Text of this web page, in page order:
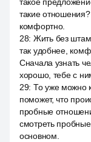
такие
комфортно.
28: Жить без
так удобнее,
Сначала узнать
хорошо, тебе с
29: То уже можно
поможет, что
пробные
смотреть
основном.